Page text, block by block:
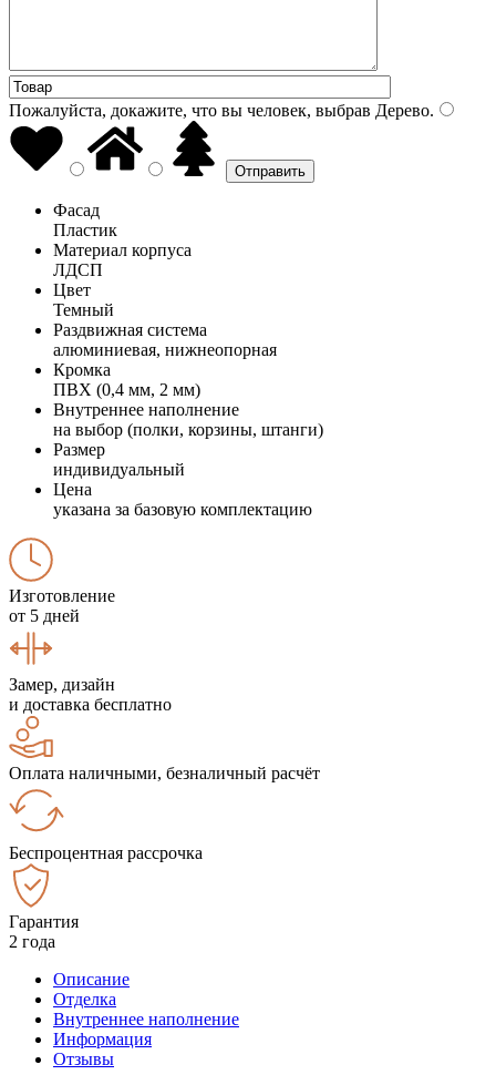
Пожалуйста, докажите, что вы человек, выбрав Дерево.
Фасад
Пластик
Материал корпуса
ЛДСП
Цвет
Темный
Раздвижная система
алюминиевая, нижнеопорная
Кромка
ПВХ (0,4 мм, 2 мм)
Внутреннее наполнение
на выбор (полки, корзины, штанги)
Размер
индивидуальный
Цена
указана за базовую комплектацию
Изготовление
от 5 дней
Замер, дизайн
и доставка бесплатно
Оплата наличными, безналичный расчёт
Беспроцентная рассрочка
Гарантия
2 года
Описание
Отделка
Внутреннее наполнение
Информация
Отзывы